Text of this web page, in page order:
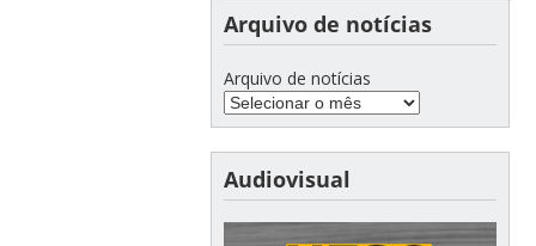
Arquivo de notícias
Arquivo de notícias
Audiovisual